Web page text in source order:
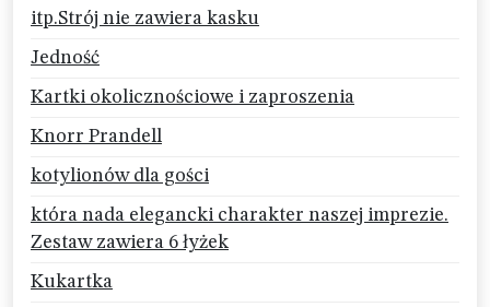
itp.Strój nie zawiera kasku
Jedność
Kartki okolicznościowe i zaproszenia
Knorr Prandell
kotylionów dla gości
która nada elegancki charakter naszej imprezie.
Zestaw zawiera 6 łyżek
Kukartka